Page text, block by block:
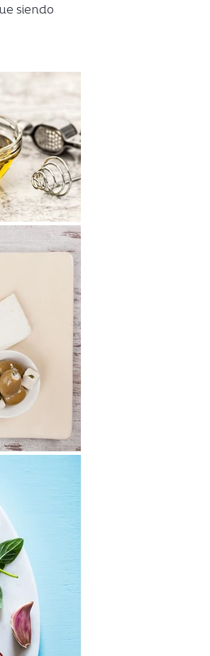
siendo